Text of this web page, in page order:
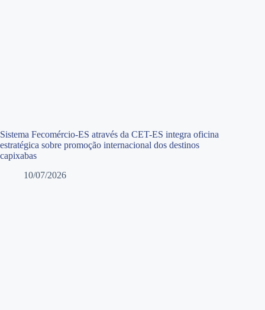
Sistema Fecomércio-ES através da CET-ES integra oficina
estratégica sobre promoção internacional dos destinos
capixabas
10/07/2026